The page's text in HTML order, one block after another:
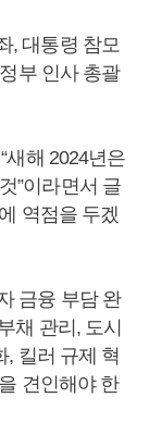
, 대통령 참모
부 인사 총괄
새해 2024년은
”이라면서 글
역점을 두겠
금융 부담 완
채 관리, 도시
, 킬러 규제 혁
견인해야 한